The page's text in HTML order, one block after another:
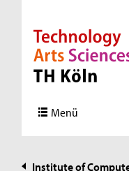
Direkt zur
Direkt zur
Direkt zum Inhalt
Direkt zum Fußbereich
Menü
Institute of